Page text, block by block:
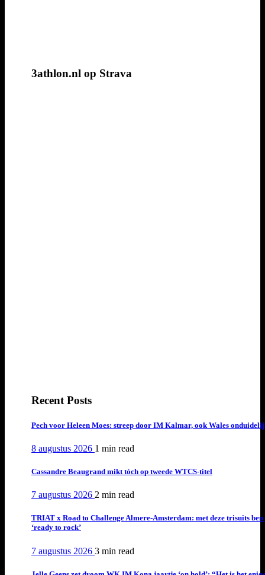
3athlon.nl op Strava
Recent Posts
Pech voor Heleen Moes: streep door IM Kalmar, ook Wales
8 augustus 2026 1 min read
Cassandre Beaugrand mikt tóch op tweede WTCS-titel
7 augustus 2026 2 min read
TRIAT x Road to Challenge Almere-Amsterdam: met deze trisuits ben
‘ready to rock’
7 augustus 2026 3 min read